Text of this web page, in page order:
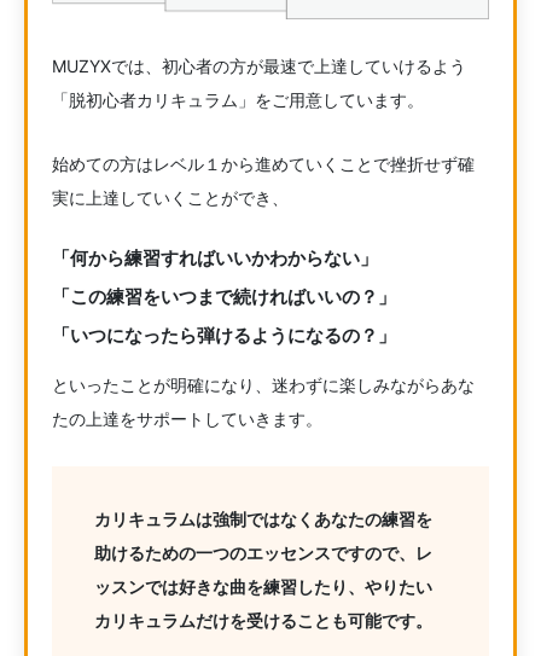
MUZYXでは、初心者の方が最速で上達していけるよう
「脱初心者カリキュラム」をご用意しています。
始めての方はレベル１から進めていくことで挫折せず確
実に上達していくことができ、
「何から練習すればいいかわからない」
「この練習をいつまで続ければいいの？」
「いつになったら弾けるようになるの？」
といったことが明確になり、迷わずに楽しみながらあな
たの上達をサポートしていきます。
カリキュラムは強制ではなくあなたの練習を
助けるための一つのエッセンスですので、レ
ッスンでは好きな曲を練習したり、やりたい
カリキュラムだけを受けることも可能です。